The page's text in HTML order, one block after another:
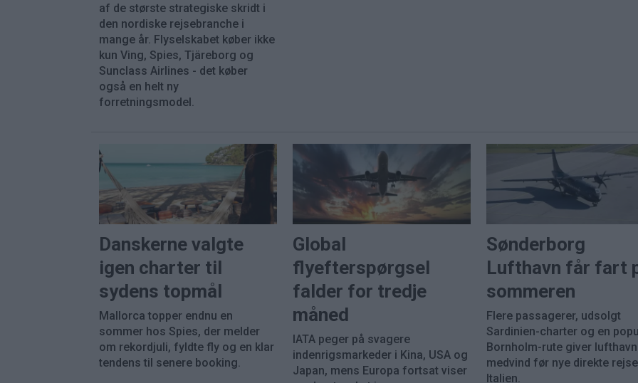
af de største strategiske skridt i
den nordiske rejsebranche i
mange år. Flyselskabet køber ikke
kun Ving, Spies, Tjäreborg og
Sunclass Airlines - det køber
også en helt ny
forretningsmodel.
Danskerne valgte
igen charter til
sydens topmål
Mallorca topper endnu en
sommer hos Spies, der melder
om rekordjuli, fyldte fly og en klar
tendens til senere booking.
Global
flyefterspørgsel
falder for tredje
måned
IATA peger på svagere
indenrigsmarkeder i Kina, USA og
Japan, mens Europa fortsat viser
Sønderborg
Lufthavn får fart
sommeren
Flere passagerer, udsolgt
Sardinien-charter og en
Bornholm-rute giver
medvind før nye direkte
Italien.